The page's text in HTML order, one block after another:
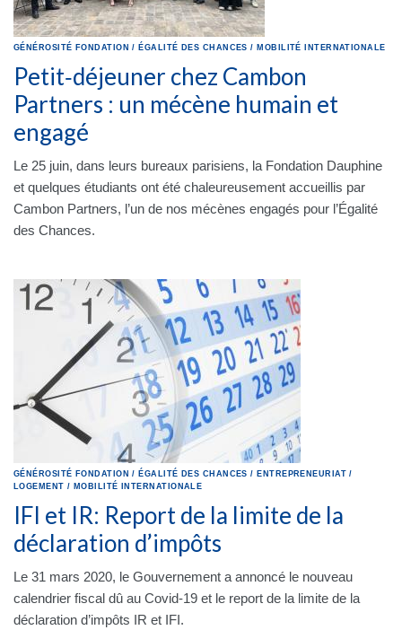
GÉNÉROSITÉ FONDATION / ÉGALITÉ DES CHANCES / MOBILITÉ INTERNATIONALE
Petit‑déjeuner chez Cambon
Partners : un mécène humain et
engagé
Le 25 juin, dans leurs bureaux parisiens, la Fondation Dauphine
et quelques étudiants ont été chaleureusement accueillis par
Cambon Partners, l’un de nos mécènes engagés pour l’Égalité
des Chances.
GÉNÉROSITÉ FONDATION / ÉGALITÉ DES CHANCES / ENTREPRENEURIAT /
LOGEMENT / MOBILITÉ INTERNATIONALE
IFI et IR: Report de la limite de la
déclaration d’impôts
Le 31 mars 2020, le Gouvernement a annoncé le nouveau
calendrier fiscal dû au Covid-19 et le report de la limite de la
déclaration d’impôts IR et IFI.